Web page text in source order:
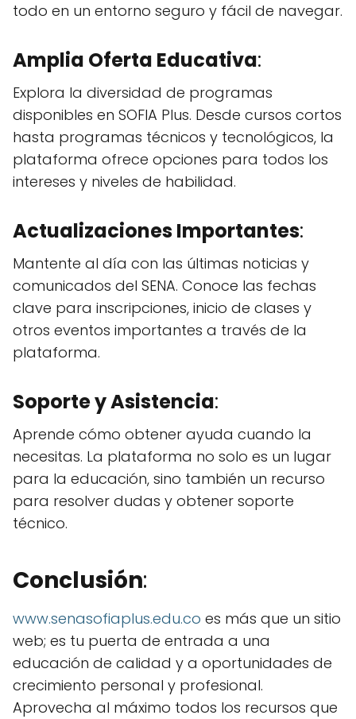
todo en un entorno seguro y fácil de navegar.
Amplia Oferta Educativa:
Explora la diversidad de programas
disponibles en SOFIA Plus. Desde cursos cortos
hasta programas técnicos y tecnológicos, la
plataforma ofrece opciones para todos los
intereses y niveles de habilidad.
Actualizaciones Importantes:
Mantente al día con las últimas noticias y
comunicados del SENA. Conoce las fechas
clave para inscripciones, inicio de clases y
otros eventos importantes a través de la
plataforma.
Soporte y Asistencia:
Aprende cómo obtener ayuda cuando la
necesitas. La plataforma no solo es un lugar
para la educación, sino también un recurso
para resolver dudas y obtener soporte
técnico.
Conclusión:
www.senasofiaplus.edu.co es más que un sitio
web; es tu puerta de entrada a una
educación de calidad y a oportunidades de
crecimiento personal y profesional.
Aprovecha al máximo todos los recursos que